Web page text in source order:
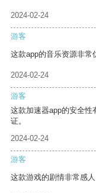
2024-02-24
游客
这款app的音乐资源非常
2024-02-24
游客
这款加速器app的安全性
证。
2024-02-24
游客
这款游戏的剧情非常感